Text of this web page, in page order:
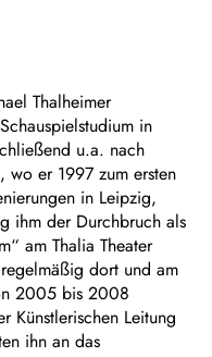
Thalheimer
in
u.a. nach
wo er 1997 zum ersten
in Leipzig,
ihm der Durchbruch als
am Thalia Theater
dort und am
2005 bis 2008
Künstlerischen Leitung
ihn an das